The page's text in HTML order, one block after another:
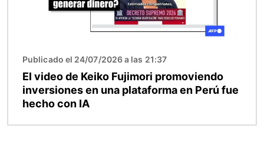
Publicado el 24/07/2026 a las 21:37
El video de Keiko Fujimori promoviendo
inversiones en una plataforma en Perú fue
hecho con IA